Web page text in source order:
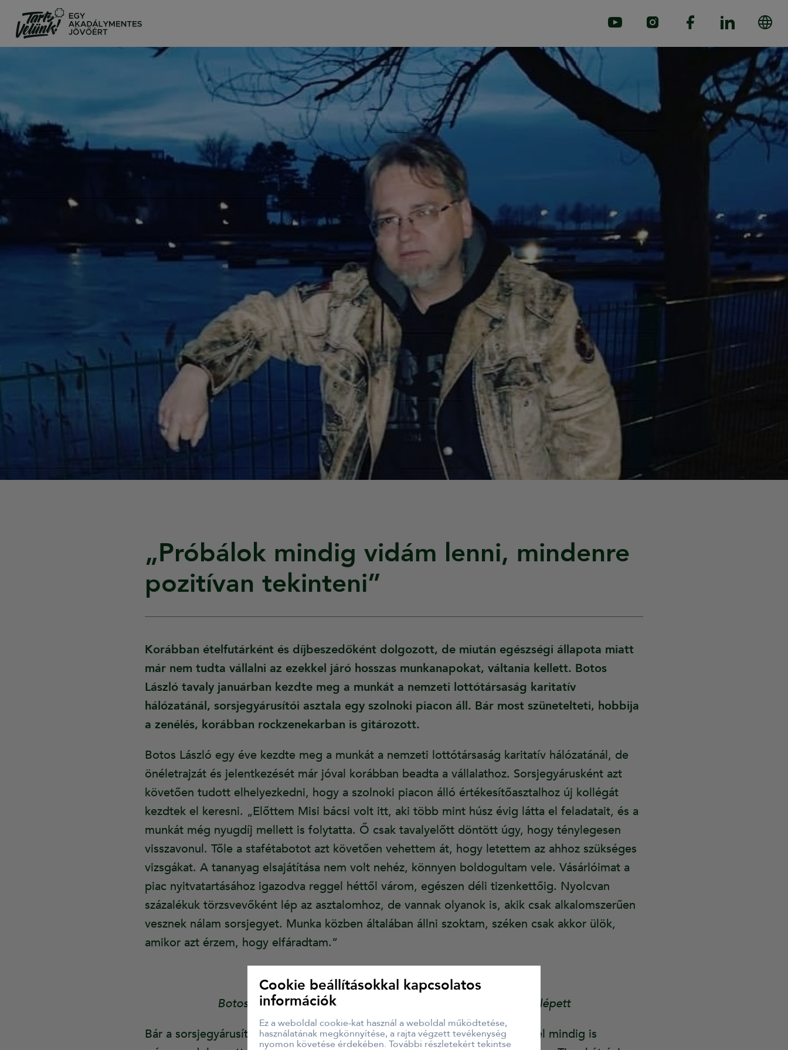
„Próbálok mindig vidám lenni, mindenre
pozitívan tekinteni”
Korábban ételfutárként és díjbeszedőként dolgozott, de miután egészségi állapota miatt
már nem tudta vállalni az ezekkel járó hosszas munkanapokat, váltania kellett. Botos
László tavaly januárban kezdte meg a munkát a nemzeti lottótársaság karitatív
hálózatánál, sorsjegyárusítói asztala egy szolnoki piacon áll. Bár most szünetelteti, hobbija
a zenélés, korábban rockzenekarban is gitározott.
Botos László egy éve kezdte meg a munkát a nemzeti lottótársaság karitatív hálózatánál, de
önéletrajzát és jelentkezését már jóval korábban beadta a vállalathoz. Sorsjegyárusként azt
követően tudott elhelyezkedni, hogy a szolnoki piacon álló értékesítőasztalhoz új kollégát
kezdtek el keresni. „Előttem Misi bácsi volt itt, aki több mint húsz évig látta el feladatait, és a
munkát még nyugdíj mellett is folytatta. Ő csak tavalyelőtt döntött úgy, hogy ténylegesen
visszavonul. Tőle a stafétabotot azt követően vehettem át, hogy letettem az ahhoz szükséges
vizsgákat. A tananyag elsajátítása nem volt nehéz, könnyen boldogultam vele. Vásárlóimat a
piac nyitvatartásához igazodva reggel héttől várom, egészen déli tizenkettőig. Nyolcvan
százalékuk törzsvevőként lép az asztalomhoz, de vannak olyanok is, akik csak alkalomszerűen
vesznek nálam sorsjegyet. Munka közben általában állni szoktam, széken csak akkor ülök,
amikor azt érzem, hogy elfáradtam.”
Botos Lászlónak hobbija a zenélés, korábban zenekarral is fellépett
Bár a sorsjegyárusítói munkakör Botos Lászlónak újdonság volt, emberekkel mindig is
Cookie beállításokkal kapcsolatos
információk
Ez a weboldal cookie-kat használ a weboldal működtetése,
használatának megkönnyítése, a rajta végzett tevékenység
nyomon követése érdekében. További részletekért tekintse